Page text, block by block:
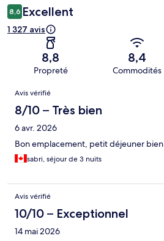
8,6 Excellent
1 327 avis
8,8
Propreté
8,4
Commodités
Avis
Avis vérifié
8/10 – Très bien
6 avr. 2026
Bon emplacement, petit déjeuner bien
sabri, séjour de 3 nuits
Avis vérifié
10/10 – Exceptionnel
14 mai 2026